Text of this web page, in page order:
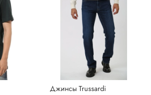
Джинсы Trussardi